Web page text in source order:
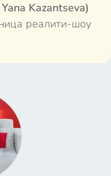
Kazantseva)
реалити-шоу